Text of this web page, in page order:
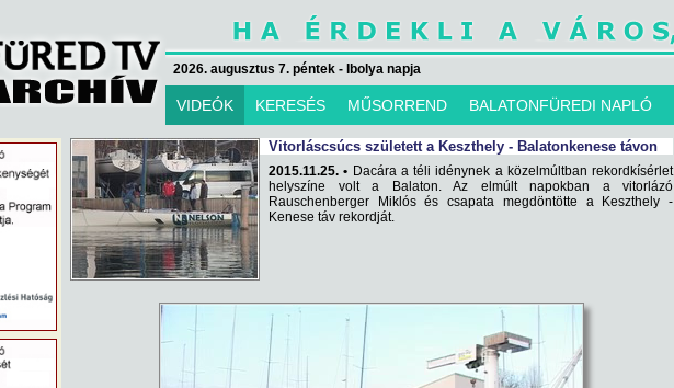
2026. augusztus 7. péntek - Ibolya napja
VIDEÓK KERESÉS MŰSORREND BALATONFÜREDI NAPLÓ
Vitorláscsúcs született a Keszthely - Balatonkenese távon
2015.11.25. • Dacára a téli idénynek a közelmúltban rekordkísérlet
helyszíne volt a Balaton. Az elmúlt napokban a vitorlázó
Rauschenberger Miklós és csapata megdöntötte a Keszthely -
Kenese táv rekordját.